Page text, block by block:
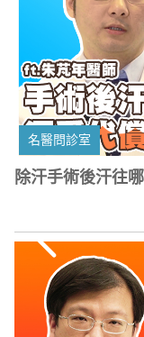
名醫問診室
除汗手術後汗往